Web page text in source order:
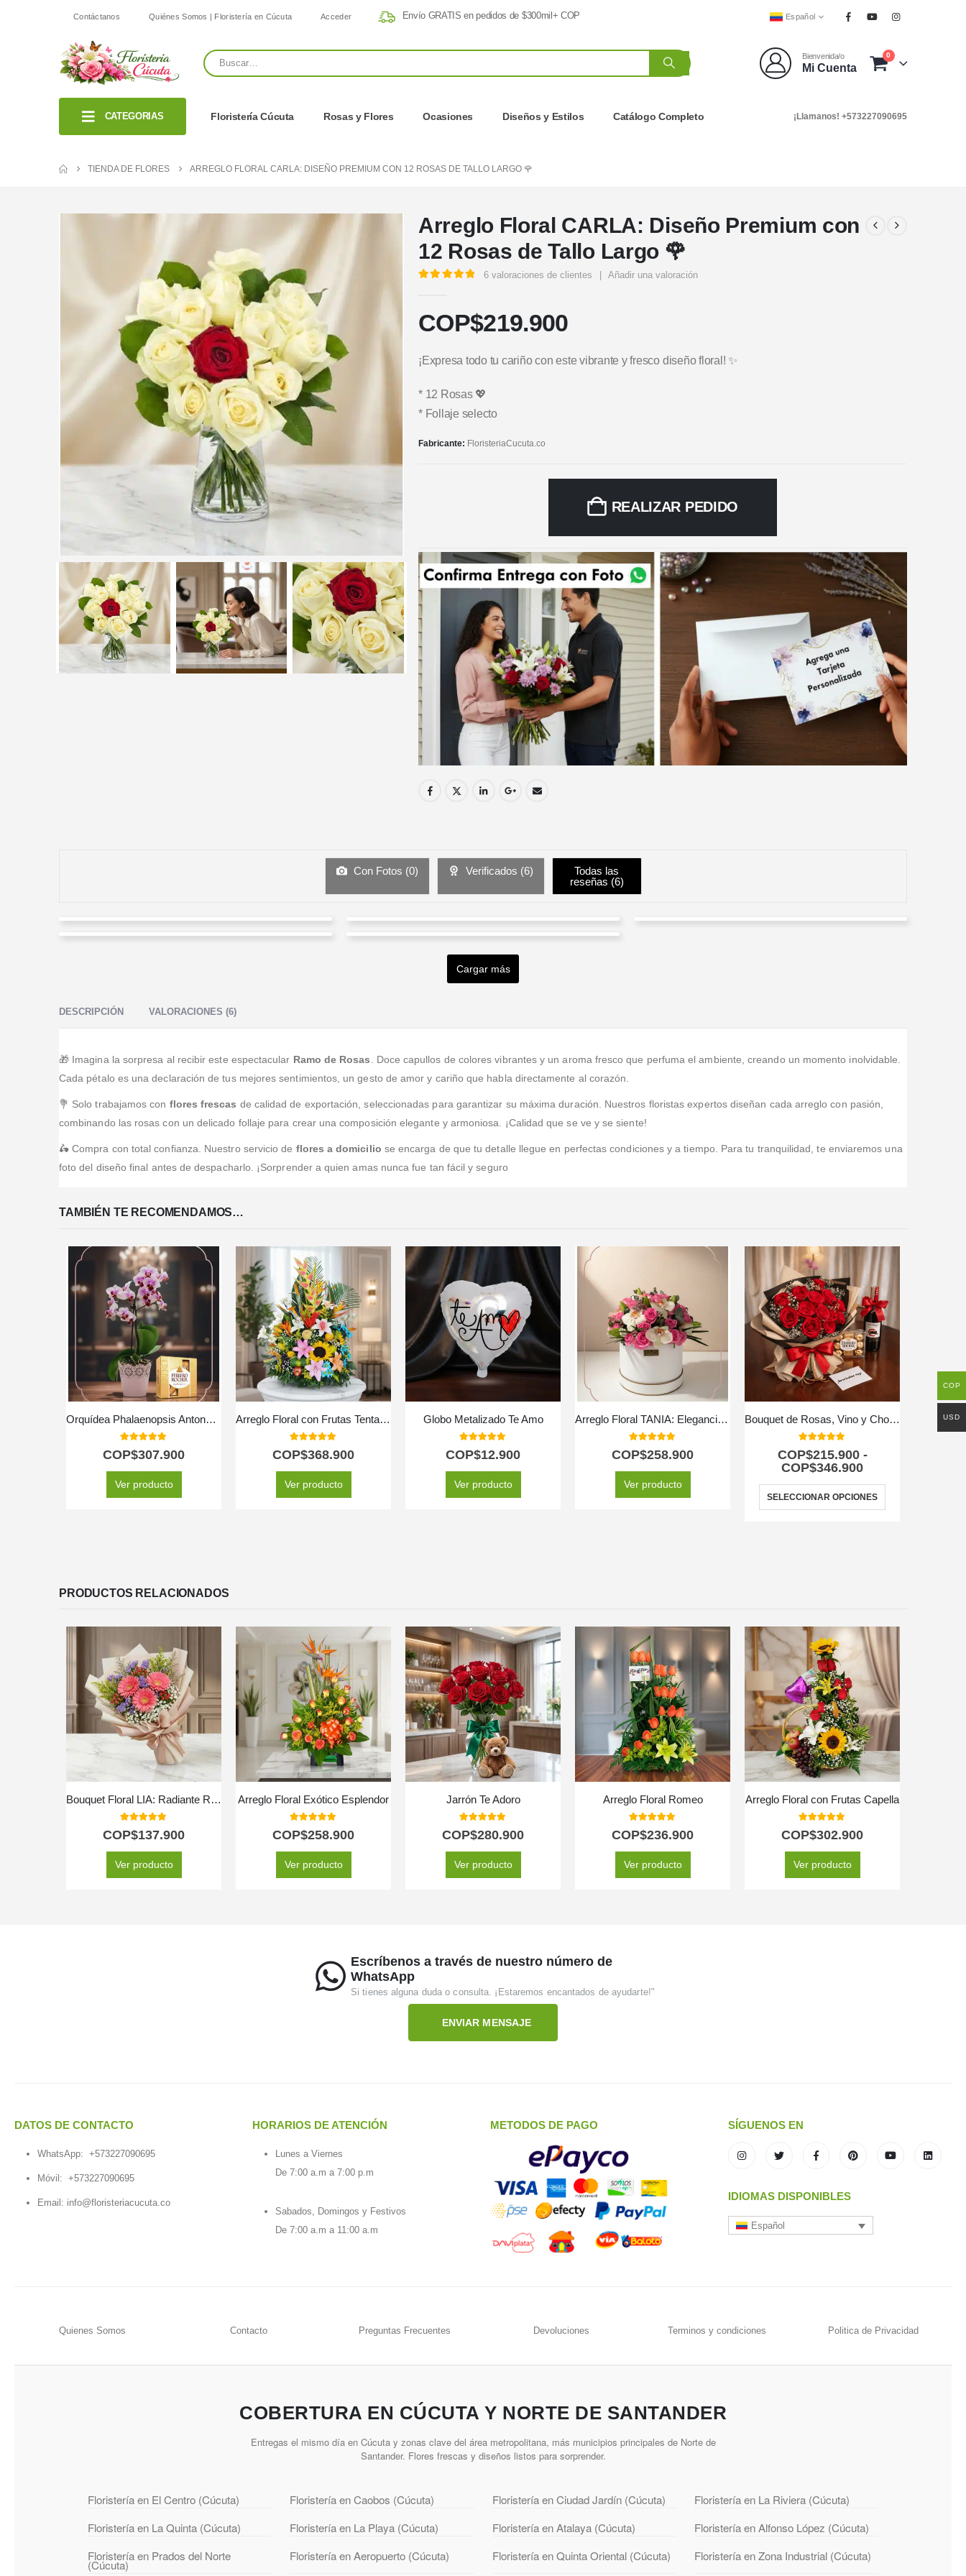
Contáctanos Quiénes Somos | Floristería en Cúcuta Acceder Envío GRATIS en pedidos de $300mil+ COP Español
Bienvenida/o
Mi Cuenta
0
CATEGORIAS Floristería Cúcuta Rosas y Flores Ocasiones Diseños y Estilos Catálogo Completo ¡Llamanos! +573227090695
TIENDA DE FLORES ARREGLO FLORAL CARLA: DISEÑO PREMIUM CON 12 ROSAS DE TALLO LARGO 🌹
Arreglo Floral CARLA: Diseño Premium con
12 Rosas de Tallo Largo 🌹
6 valoraciones de clientes Añadir una valoración
COP$219.900
¡Expresa todo tu cariño con este vibrante y fresco diseño floral! ✨
* 12 Rosas 💖
* Follaje selecto
Fabricante: FloristeriaCucuta.co
REALIZAR PEDIDO
Con Fotos (0) Verificados (6)
Todas las
reseñas (6)
Gran opción en tiempos difíciles, excelente servicio
Excelente servicio, calidad y precio adecuados. Y la
Cargar más
DESCRIPCIÓN VALORACIONES (6)
🎁 Imagina la sorpresa al recibir este espectacular Ramo de Rosas . Doce capullos de colores vibrantes y un aroma fresco que perfuma el ambiente, creando un momento inolvidable.
Cada pétalo es una declaración de tus mejores sentimientos, un gesto de amor y cariño que habla directamente al corazón.
💐 Solo trabajamos con flores frescas de calidad de exportación, seleccionadas para garantizar su máxima duración. Nuestros floristas expertos diseñan cada arreglo con pasión,
combinando las rosas con un delicado follaje para crear una composición elegante y armoniosa. ¡Calidad que se ve y se siente!
🛵 Compra con total confianza. Nuestro servicio de flores a domicilio se encarga de que tu detalle llegue en perfectas condiciones y a tiempo. Para tu tranquilidad, te enviaremos una
foto del diseño final antes de despacharlo. ¡Sorprender a quien amas nunca fue tan fácil y seguro
TAMBIÉN TE RECOMENDAMOS…
Orquídea Phalaenopsis Antonella: Elegancia y Dulzura en un Regalo Perfecto 🌿
5.00
COP$307.900
Ver producto
Arreglo Floral con Frutas Tentación
5.00
COP$368.900
Ver producto
Globo Metalizado Te Amo
5.00out of 5
COP$12.900
Ver producto
Arreglo Floral TANIA: Elegancia en Caja con Rosas y Orquídeas 🤍
5.00
COP$258.900
Ver producto
Bouquet de Rosas, Vino y Chocolates
5.00
COP$215.900 -
COP$346.900
SELECCIONAR OPCIONES
Caja
PRODUCTOS RELACIONADOS
Bouquet Floral LIA: Radiante Ramo de Gerberas Amarillas para Regalar ✨
5.00
COP$137.900
Ver producto
Arreglo Floral Exótico Esplendor
5.00
COP$258.900
Ver producto
Jarrón Te Adoro
5.00
COP$280.900
Ver producto
Arreglo Floral Romeo
5.00
COP$236.900
Ver producto
Arreglo Floral con Frutas Capella
5.00
COP$302.900
Ver producto
Escríbenos a través de nuestro número de
WhatsApp
Si tienes alguna duda o consulta. ¡Estaremos encantados de ayudarte!"
ENVIAR MENSAJE
DATOS DE CONTACTO
WhatsApp: +573227090695
Móvil: +573227090695
Email: info@floristeriacucuta.co
HORARIOS DE ATENCIÓN
Lunes a Viernes
De 7:00 a.m a 7:00 p.m
Sabados, Domingos y Festivos
De 7:00 a.m a 11:00 a.m
METODOS DE PAGO SÍGUENOS EN
IDIOMAS DISPONIBLES
Español
Quienes Somos Contacto Preguntas Frecuentes Devoluciones Terminos y condiciones Politica de Privacidad
COBERTURA EN CÚCUTA Y NORTE DE SANTANDER
Entregas el mismo día en Cúcuta y zonas clave del área metropolitana, más municipios principales de Norte de
Santander. Flores frescas y diseños listos para sorprender.
Floristería en El Centro (Cúcuta) Floristería en Caobos (Cúcuta) Floristería en Ciudad Jardín (Cúcuta)
Floristería en La Riviera (Cúcuta)
Floristería en La Quinta (Cúcuta)
Floristería en La Playa (Cúcuta) Floristería en Atalaya (Cúcuta)
Floristería en Alfonso López (Cúcuta)
Floristería en Prados del Norte
(Cúcuta)
Floristería en Aeropuerto (Cúcuta) Floristería en Quinta Oriental (Cúcuta) Floristería en Zona Industrial (Cúcuta)
COP
USD